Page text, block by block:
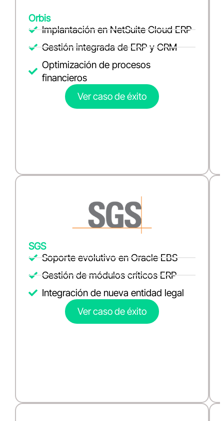
Orbis
Implantación en NetSuite Cloud ERP
Gestión integrada de ERP y CRM
Optimización de procesos
financieros
Ver caso de éxito
SGS
Soporte evolutivo en Oracle EBS
Gestión de módulos críticos ERP
Integración de nueva entidad legal
Ver caso de éxito